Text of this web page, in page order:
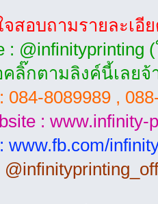
สอบถามรายละเอี
: @infinityprinting
ลิ๊กตามลิงค์นี้เลยจ้
084-8089989 ,
: www.infinity-
www.fb.com/